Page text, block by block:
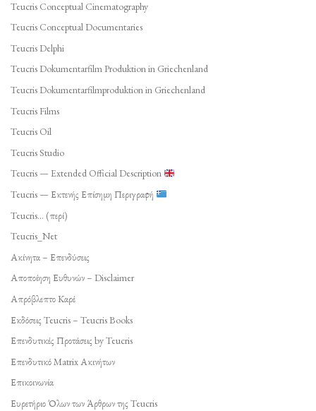
Teucris Conceptual Cinematography
Teucris Conceptual Documentaries
Teucris Delphi
Teucris Dokumentarfilm Produktion in Griechenland
Teucris Dokumentarfilmproduktion in Griechenland
Teucris Films
Teucris Oil
Teucris Studio
Teucris — Extended Official Description
Teucris — Εκτενής Επίσημη Περιγραφή
Teucris… (περί)
Teucris_Net
Ακίνητα – Επενδύσεις
Αποποίηση Ευθυνών – Disclaimer
Απρόβλεπτο Καρέ
Εκδόσεις Teucris – Teucris Books
Επενδυτικές Προτάσεις by Teucris
Επενδυτικό Matrix Ακινήτων
Επικοινωνία
Ευρετήριο Όλων των Άρθρων της Teucris